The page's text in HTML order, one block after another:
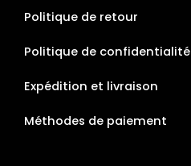
Politique de retour
Politique de confidentialité
Expédition et livraison
Méthodes de paiement